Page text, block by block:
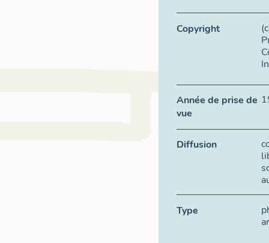
Copyright
Année de prise de
vue
Diffusion
Type